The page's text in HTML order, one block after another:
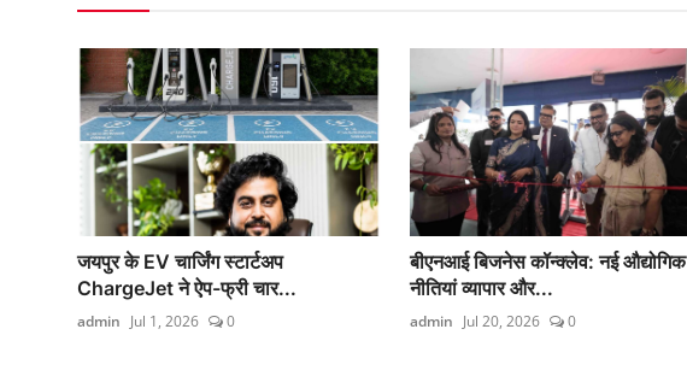
जयपुर के EV चार्जिंग स्टार्टअप
ChargeJet ने ऐप-फ्री चार...
admin Jul 1, 2026 0
बीएनआई बिजनेस कॉन्क्लेव: नई औद्योगिक
नीतियां व्यापार और...
admin Jul 20, 2026 0